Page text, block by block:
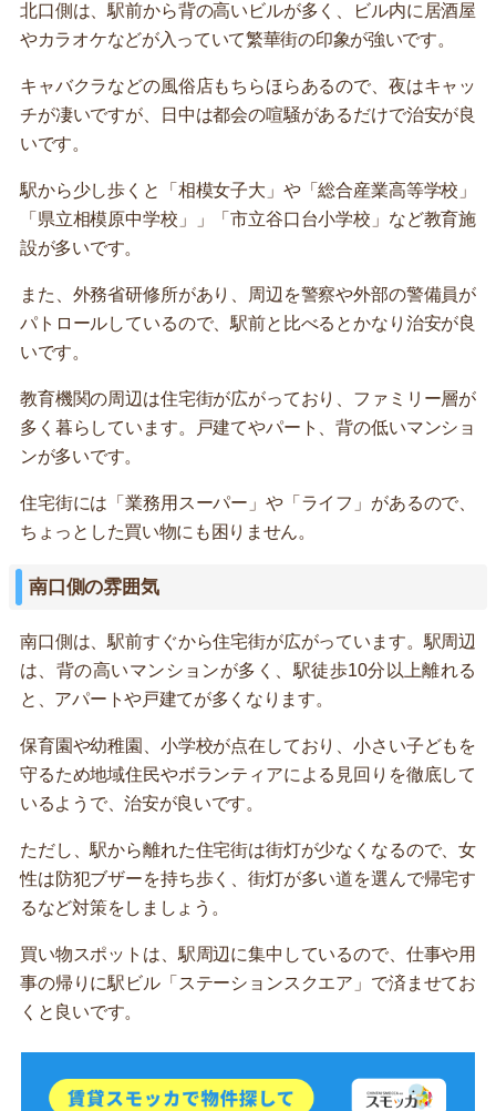
北口側は、駅前から背の高いビルが多く、ビル内に居酒屋
やカラオケなどが入っていて繁華街の印象が強いです。
キャバクラなどの風俗店もちらほらあるので、夜はキャッ
チが凄いですが、日中は都会の喧騒があるだけで治安が良
いです。
駅から少し歩くと「相模女子大」や「総合産業高等学校」
「県立相模原中学校」」「市立谷口台小学校」など教育施
設が多いです。
また、外務省研修所があり、周辺を警察や外部の警備員が
パトロールしているので、駅前と比べるとかなり治安が良
いです。
教育機関の周辺は住宅街が広がっており、ファミリー層が
多く暮らしています。戸建てやパート、背の低いマンショ
ンが多いです。
住宅街には「業務用スーパー」や「ライフ」があるので、
ちょっとした買い物にも困りません。
南口側の雰囲気
南口側は、駅前すぐから住宅街が広がっています。駅周辺
は、背の高いマンションが多く、駅徒歩10分以上離れる
と、アパートや戸建てが多くなります。
保育園や幼稚園、小学校が点在しており、小さい子どもを
守るため地域住民やボランティアによる見回りを徹底して
いるようで、治安が良いです。
ただし、駅から離れた住宅街は街灯が少なくなるので、女
性は防犯ブザーを持ち歩く、街灯が多い道を選んで帰宅す
るなど対策をしましょう。
買い物スポットは、駅周辺に集中しているので、仕事や用
事の帰りに駅ビル「ステーションスクエア」で済ませてお
くと良いです。